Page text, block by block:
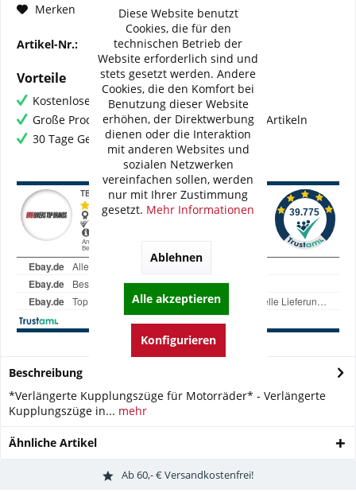
Merken Fragen zum Artikel?
Artikel-Nr.: 100560-F15
Vorteile
Kostenloser Versand ab € 60,- Bestellwert
Große Produktauswahl mit mehr als 80.000 Artikeln
30 Tage Geld-Zurück-Garantie
Beschreibung
*Verlängerte Kupplungszüge für Motorräder* - Verlängerte
Kupplungszüge in... mehr
Ähnliche Artikel
Ab 60,- € Versandkostenfrei!
Diese Website benutzt
Cookies, die für den
technischen Betrieb der
Website erforderlich sind und
stets gesetzt werden. Andere
Cookies, die den Komfort bei
Benutzung dieser Website
erhöhen, der Direktwerbung
dienen oder die Interaktion
mit anderen Websites und
sozialen Netzwerken
vereinfachen sollen, werden
nur mit Ihrer Zustimmung
gesetzt. Mehr Informationen
Ablehnen
Alle akzeptieren
Konfigurieren